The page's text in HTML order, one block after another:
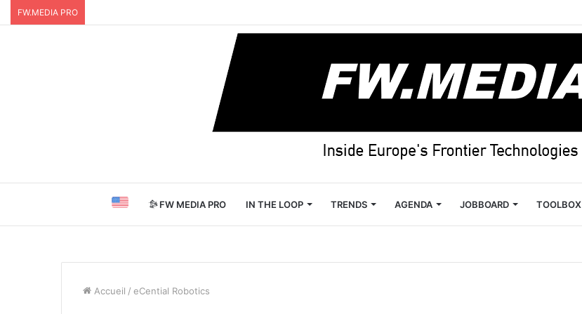
FW.MEDIA PRO
FW MEDIA PRO IN THE LOOP TRENDS AGENDA JOBBOARD TOOLBOX
Accueil / eCential Robotics